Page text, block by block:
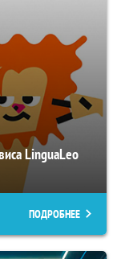
LinguaLeo
ПОДРОБНЕЕ